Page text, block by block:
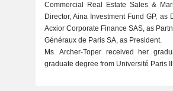
Commercial Real Estate Sales &
Director, Aina Investment Fund GP,
Acxior Corporate Finance SAS, as
Généraux de Paris SA, as President.
Ms. Archer-Toper received her
graduate degree from Université Paris